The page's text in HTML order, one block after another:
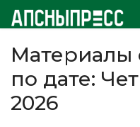
Материалы
по дате:
2026